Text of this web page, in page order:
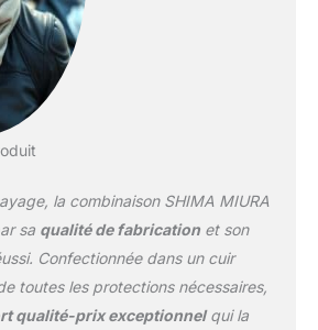
l'abrasion et aux
fissures. CONFORT -
Conçu en tenant compte
de la forme de la femme,
ajustement maximal.
SÉCURITÉ - La
combinaison une pièce
protections certifiées
pour les épaules, les
la combinaison SHIMA MIURA
sa qualité de fabricationet son
Confectionnée dans un cuir
toutes les protections nécessaires,
qualité-prix exceptionnelqui la